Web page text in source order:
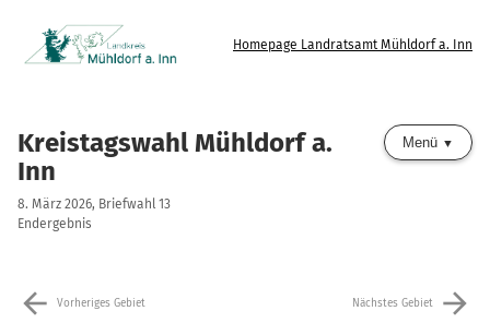
Homepage Landratsamt Mühldorf a. Inn
Kreistagswahl Mühldorf a.
Inn
8. März 2026, Briefwahl 13
Endergebnis
Menü
arrow_back Vorheriges Gebiet Nächstes Gebiet arrow_forward